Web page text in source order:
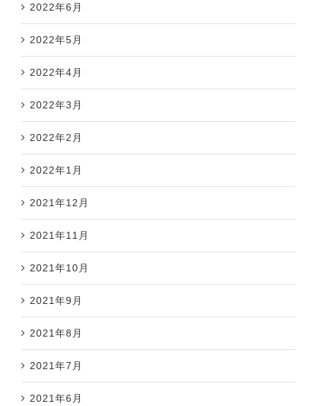
2022年6月
2022年5月
2022年4月
2022年3月
2022年2月
2022年1月
2021年12月
2021年11月
2021年10月
2021年9月
2021年8月
2021年7月
2021年6月